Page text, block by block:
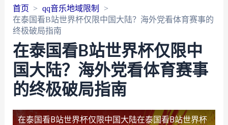
首页
qq音乐地域限制
在泰国看B站世界杯仅限中国大陆？海外党看体育赛事的
终极破局指南
在泰国看B站世界杯仅限中
国大陆？海外党看体育赛事
的终极破局指南
在泰国看B站世界杯仅限中国大陆在泰国看B站世界杯